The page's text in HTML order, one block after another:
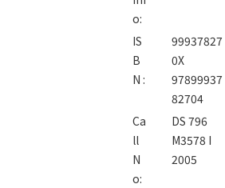
o:
IS
B
N :
99937827
0X
97899937
82704
Ca
ll
N
o:
DS 796
M3578 I
2005